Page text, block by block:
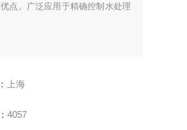
点。广泛应用于精确控制水处理
上海
4057